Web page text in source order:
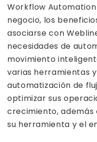
Workflow
negocio, los
asociarse con
necesidades de
movimiento
varias herramientas
automatización de
optimizar sus
crecimiento, además
su herramienta y el